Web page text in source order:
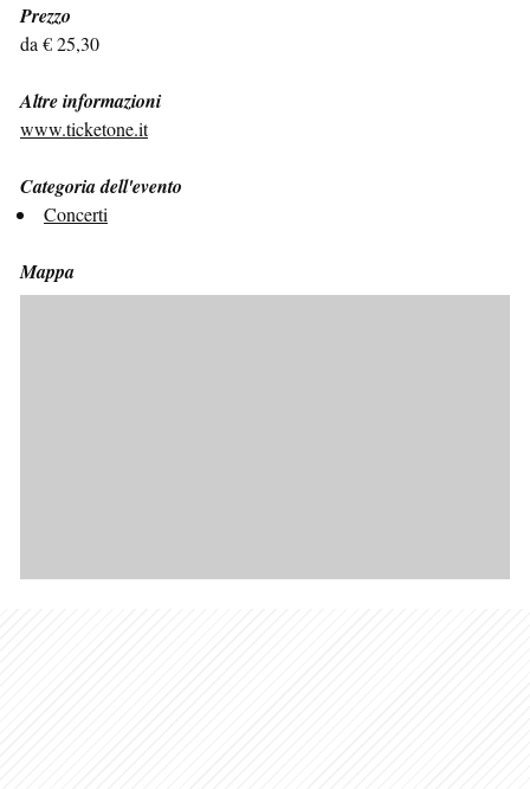
Prezzo
da € 25,30
Altre informazioni
www.ticketone.it
Categoria dell'evento
Concerti
Mappa